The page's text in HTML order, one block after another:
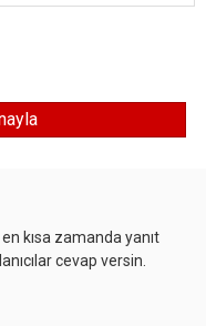
kısa zamanda yanıt
cevap versin.